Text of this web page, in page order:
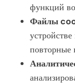
функций
Файлы
повторные